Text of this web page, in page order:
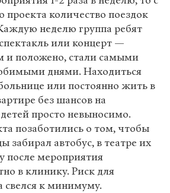
проекта количество поездок
неделю группа ребят
или концерт —
и положено, стали самыми
днями. Находиться
или постоянно жить в
без шансов на
просто невыносимо.
позаботились о том, чтобы
забирал автобус, в театре их
после мероприятия
в клинику. Риск для
свелся к минимуму.